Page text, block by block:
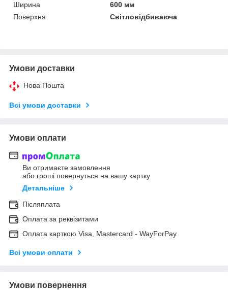
Ширина
600 мм
Поверхня
Світловідбиваюча
Умови доставки
Нова Пошта
Всі умови доставки
Умови оплати
Ви отримаєте замовлення
або гроші повернуться на вашу картку
Детальніше
Післяплата
Оплата за реквізитами
Оплата карткою Visa, Mastercard - WayForPay
Всі умови оплати
Умови повернення